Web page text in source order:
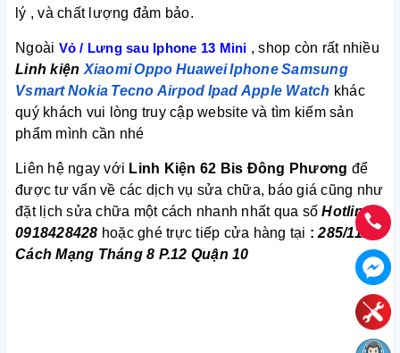
lý , và chất lượng đảm bảo.
Ngoài Vỏ / Lưng sau Iphone 13 Mini , shop còn rất nhiều
Linh kiện XiaomiOppo HuaweiIphoneSamsung
Vsmart Nokia Tecno Airpod Ipad Apple Watch khác
quý khách vui lòng truy cập website và tìm kiếm sản
phẩm mình cần nhé
Liên hệ ngay với Linh Kiện 62 Bis Đông Phương để
được tư vấn về các dịch vụ sửa chữa, báo giá cũng như
đặt lịch sửa chữa một cách nhanh nhất qua sốHotline:
0918428428 hoặc ghé trực tiếp cửa hàng tại :285/112
Cách Mạng Tháng 8 P.12 Quận 10